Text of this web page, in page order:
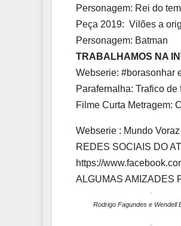
Personagem: Rei do
Peça 2019: Vilões a
Personagem: Batman
TRABALHAMOS NA
Webserie: #borasonhar
Parafernalha: Trafico de
Filme Curta Metragem:
Webserie : Mundo Voraz
REDES SOCIAIS DO
https://
ALGUMAS AMIZADES
Rodrigo Fagundes e Wendell